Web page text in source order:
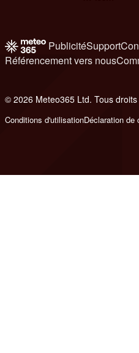
PublicitéSupport
Référencement vers nous
© 2026 Meteo365 Ltd. Tous
Conditions d'utilisationDéclaration de